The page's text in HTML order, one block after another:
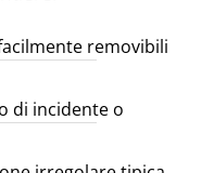
removibili
di incidente o